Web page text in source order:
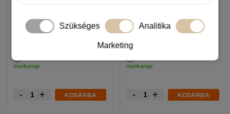
Szükséges Analitika
Marketing
11 990 Ft
munkanap
- + KOSÁRBA
11 990 Ft
-5%
Készleten, várható szállítás 1-3
munkanap
- + KOSÁRBA